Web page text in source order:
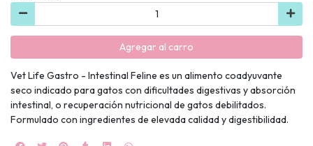
Agregar al carro
Vet Life Gastro - Intestinal Feline es un alimento coadyuvante
seco indicado para gatos con dificultades digestivas y absorción
intestinal, o recuperación nutricional de gatos debilitados.
Formulado con ingredientes de elevada calidad y digestibilidad.